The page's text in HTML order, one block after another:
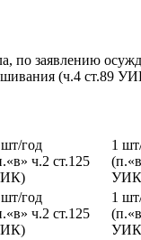
по заявлению
(ч.4 ст.89
год
ч.2 ст.125
1
год
ч.2 ст.125
1